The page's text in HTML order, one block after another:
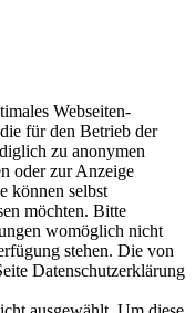
Webseiten-
für den Betrieb der
zu anonymen
oder zur Anzeige
können selbst
möchten. Bitte
womöglich nicht
stehen. Die von
Datenschutzerklärung